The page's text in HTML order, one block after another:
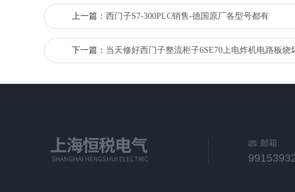
上一篇： 西门子S7-300PLC销售-德国原厂各型号都有
下一篇： 当天修好西门子整流柜子6SE70上电炸机电路板烧
邮箱